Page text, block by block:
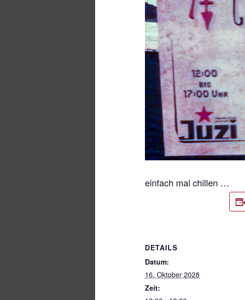
einfach mal chillen …
DETAILS
Datum:
16. Oktober 2028
Zeit: